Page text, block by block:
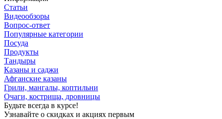
Статьи
Видеообзоры
Вопрос-ответ
Популярные категории
Посуда
Продукты
Тандыры
Казаны и саджи
Афганские казаны
Грили, мангалы, коптильни
Очаги, кострища, дровницы
Будьте всегда в курсе!
Узнавайте о скидках и акциях первым